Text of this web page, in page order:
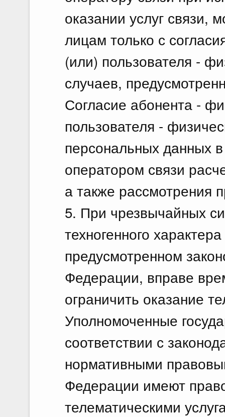
оказании услуг связи,
лицам только с
(или) пользователя -
случаев,
Согласие абонента -
пользователя -
персональных данных
оператором связи
а также рассмотрения
5. При чрезвычайных
техногенного
предусмотренном
Федерации, вправе
ограничить оказание
Уполномоченные
соответствии с
нормативными
Федерации имеют
телематическими